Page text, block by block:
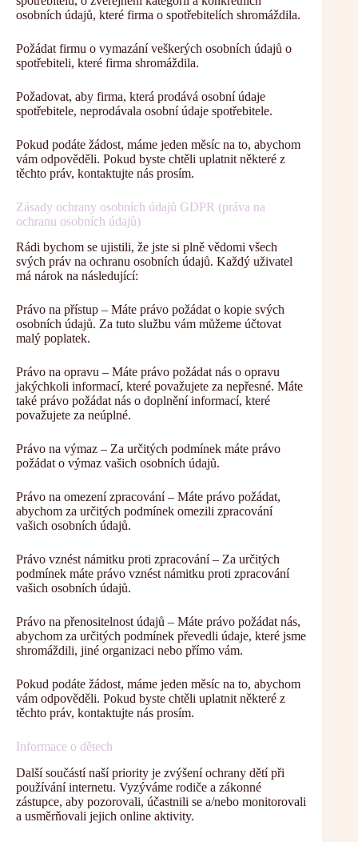
osobních údajů, které firma o spotřebitelích shromáždila.
Požádat firmu o vymazání veškerých osobních údajů o
spotřebiteli, které firma shromáždila.
Požadovat, aby firma, která prodává osobní údaje
spotřebitele, neprodávala osobní údaje spotřebitele.
Pokud podáte žádost, máme jeden měsíc na to, abychom
vám odpověděli. Pokud byste chtěli uplatnit některé z
těchto práv, kontaktujte nás prosím.
Zásady ochrany osobních údajů GDPR (práva na
ochranu osobních údajů)
Rádi bychom se ujistili, že jste si plně vědomi všech
svých práv na ochranu osobních údajů. Každý uživatel
má nárok na následující:
Právo na přístup – Máte právo požádat o kopie svých
osobních údajů. Za tuto službu vám můžeme účtovat
malý poplatek.
Právo na opravu – Máte právo požádat nás o opravu
jakýchkoli informací, které považujete za nepřesné. Máte
také právo požádat nás o doplnění informací, které
považujete za neúplné.
Právo na výmaz – Za určitých podmínek máte právo
požádat o výmaz vašich osobních údajů.
Právo na omezení zpracování – Máte právo požádat,
abychom za určitých podmínek omezili zpracování
vašich osobních údajů.
Právo vznést námitku proti zpracování – Za určitých
podmínek máte právo vznést námitku proti zpracování
vašich osobních údajů.
Právo na přenositelnost údajů – Máte právo požádat nás,
abychom za určitých podmínek převedli údaje, které jsme
shromáždili, jiné organizaci nebo přímo vám.
Pokud podáte žádost, máme jeden měsíc na to, abychom
vám odpověděli. Pokud byste chtěli uplatnit některé z
těchto práv, kontaktujte nás prosím.
Informace o dětech
Další součástí naší priority je zvýšení ochrany dětí při
používání internetu. Vyzýváme rodiče a zákonné
zástupce, aby pozorovali, účastnili se a/nebo monitorovali
a usměrňovali jejich online aktivity.